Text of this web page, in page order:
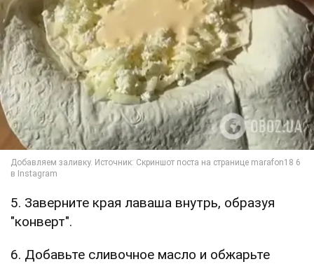
5. Заверните края лаваша внутрь, образуя
"конверт".
6. Добавьте сливочное масло и обжарьте